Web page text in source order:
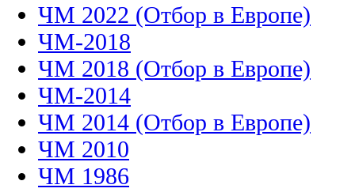
ЧМ 2022 (Отбор в Европе)
ЧМ-2018
ЧМ 2018 (Отбор в Европе)
ЧМ-2014
ЧМ 2014 (Отбор в Европе)
ЧМ 2010
ЧМ 1986